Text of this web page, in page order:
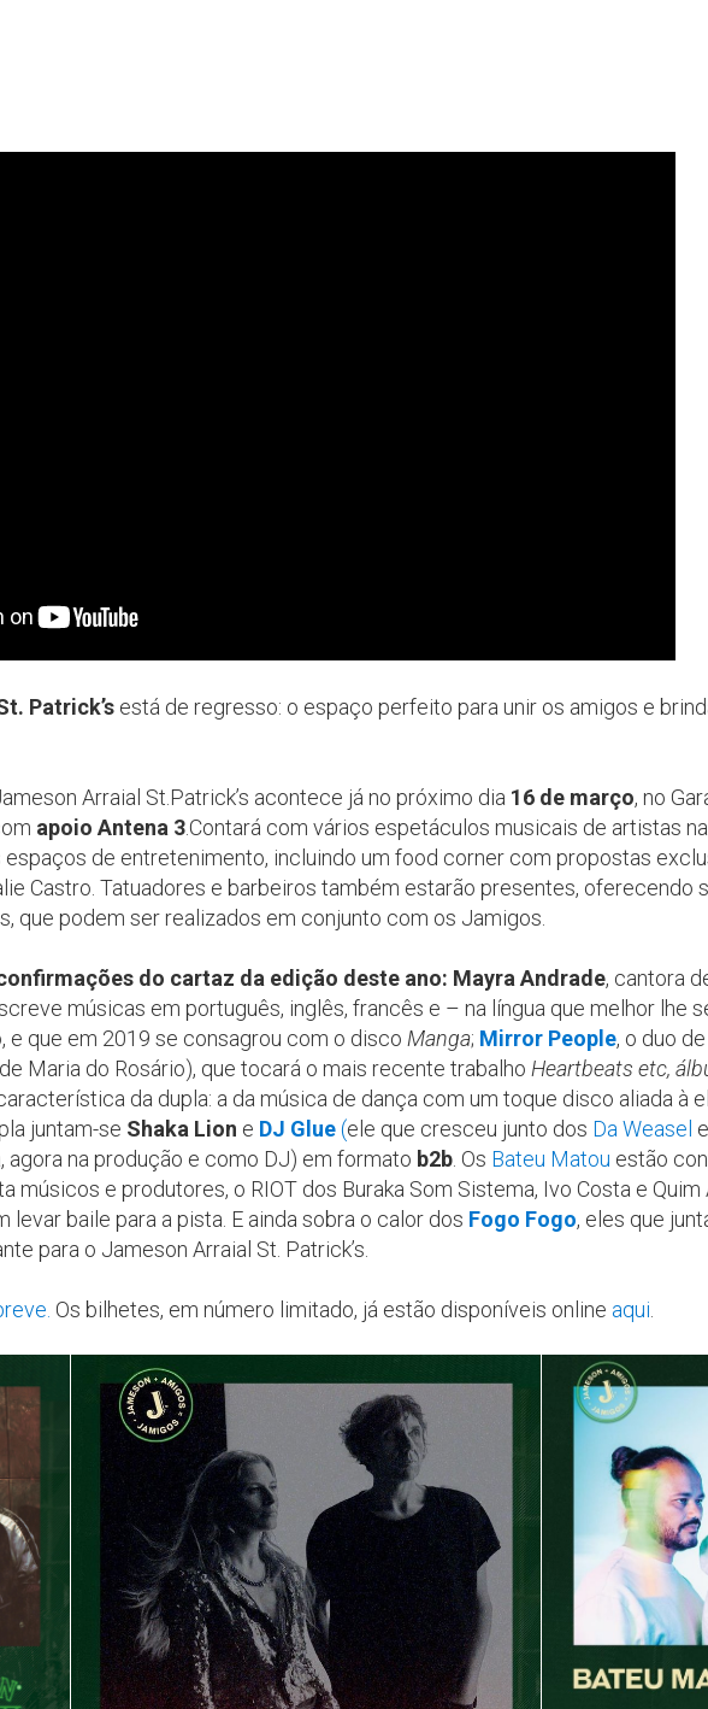
Patrick’s está de regresso: o espaço perfeito para unir os amigos e
Arraial St.Patrick’s acontece já no próximo dia 16 de março, no
apoio Antena 3.Contará com vários espetáculos musicais de artistas
de entretenimento, incluindo um food corner com propostas
Castro. Tatuadores e barbeiros também estarão presentes, oferecendo
que podem ser realizados em conjunto com os Jamigos.
do cartaz da edição deste ano: Mayra Andrade, cantora
músicas em português, inglês, francês e – na língua que melhor lhe
e que em 2019 se consagrou com o disco Manga; Mirror People, o duo
Maria do Rosário), que tocará o mais recente trabalho Heartbeats etc,
da dupla: a da música de dança com um toque disco aliada à
juntam-se Shaka Lion e DJ Glue(ele que cresceu junto dos Da Weasel
agora na produção e como DJ) em formato b2b . Os Bateu Matou estão
músicos e produtores, o RIOT dos Buraka Som Sistema, Ivo Costa e Quim
levar baile para a pista. E ainda sobra o calor dos Fogo Fogo, eles que
para o Jameson Arraial St. Patrick’s.
Os bilhetes, em número limitado, já estão disponíveis online aqui